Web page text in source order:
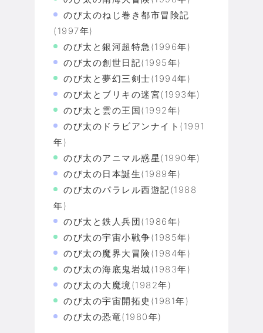
のび太のねじ巻き都市冒険記
(1997年)
のび太と銀河超特急(1996年)
のび太の創世日記(1995年)
のび太と夢幻三剣士(1994年)
のび太とブリキの迷宮(1993年)
のび太と雲の王国(1992年)
のび太のドラビアンナイト(1991
年)
のび太のアニマル惑星(1990年)
のび太の日本誕生(1989年)
のび太のパラレル西遊記(1988
年)
のび太と鉄人兵団(1986年)
のび太の宇宙小戦争(1985年)
のび太の魔界大冒険(1984年)
のび太の海底鬼岩城(1983年)
のび太の大魔境(1982年)
のび太の宇宙開拓史(1981年)
のび太の恐竜(1980年)